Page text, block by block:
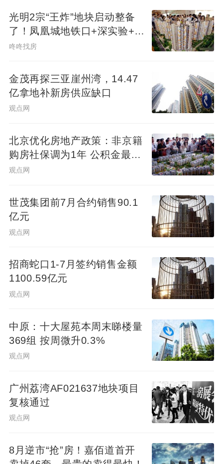
光明2宗“王炸”地块启动整备
了！凤凰城地铁口+深实验+商
业环绕
咚咚找房
金茂再探三亚崖州湾，14.47
亿拿地补新房供应缺口
观点网
北京优化房地产政策：非京籍
购房社保调为1年 公积金最高
可贷340万元
观点网
世茂集团前7月合约销售90.1
亿元
观点网
招商蛇口1-7月签约销售金额
1100.59亿元
观点网
中原：十大屋苑本周末睇楼量
369组 按周微升0.3%
观点网
广州荔湾AF021637地块项目
复核通过
观点网
8月逆市“抢”房！嘉佰道首开